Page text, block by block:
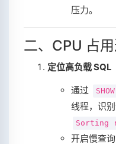
压力。
二、CPU 占
定位高负载 SQL
通过
线程，识
Sorting
开启慢查